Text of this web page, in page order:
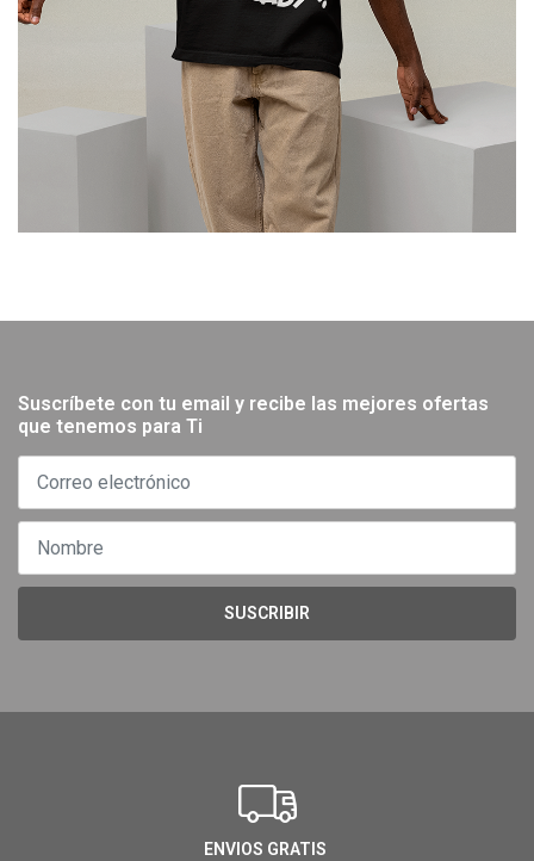
Suscríbete con tu email y recibe las mejores ofertas
que tenemos para Ti
SUSCRIBIR
ENVIOS GRATIS